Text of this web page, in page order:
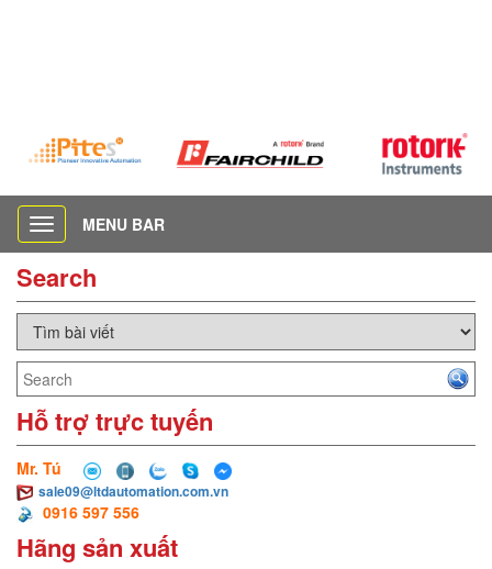
Toggle
navigation
MENU BAR
Search
Hỗ trợ trực tuyến
Mr. Tú
sale09@ltdautomation.com.vn
0916 597 556
Hãng sản xuất